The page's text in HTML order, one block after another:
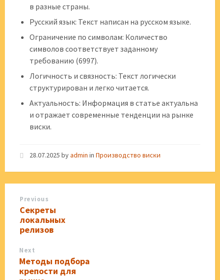
в разные страны.
Русский язык: Текст написан на русском языке.
Ограничение по символам: Количество
символов соответствует заданному
требованию (6997).
Логичность и связность: Текст логически
структурирован и легко читается.
Актуальность: Информация в статье актуальна
и отражает современные тенденции на рынке
виски.
28.07.2025 byadmin in Производство виски
Previous
Секреты
локальных
релизов
Next
Методы подбора
крепости для